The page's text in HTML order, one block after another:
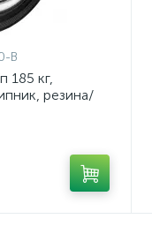
B
185 кг,
резина/